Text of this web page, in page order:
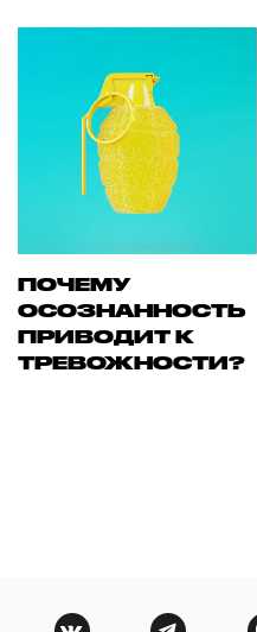
ПОЧЕМУ
ОСОЗНАННОСТЬ
ПРИВОДИТ К
ТРЕВОЖНОСТИ?